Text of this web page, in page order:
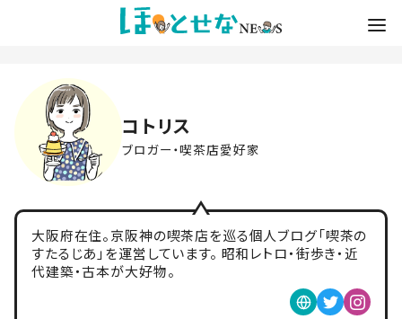
コトリス
ブロガー・喫茶店愛好家
大阪府在住。京阪神の喫茶店を巡る個人ブログ「喫茶の
すたるじあ」を運営しています。 昭和レトロ・街歩き・近
代建築・古本が大好物。